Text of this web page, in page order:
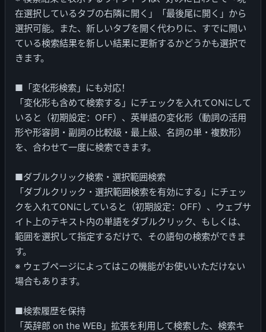
在選択しているタブの右隣に開く」「最後尾に開く」から
選択可能。また、新しいタブを開く代わりに、すでに開い
ている検索結果を新しい結果に更新するかどうかも選択で
きます。
■「変化形検索」にも対応！
「変化形も含めて検索する」にチェックを入れてONにして
いると（初期設定：OFF）、英単語の変化形（動詞の活用
形や形容詞・副詞の比較級・最上級、名詞の単・複数形）
を、合わせて一度に検索できます。
■ダブルクリック検索・選択範囲検索
「ダブルクリック・選択範囲検索を有効にする」にチェッ
クを入れてONにしていると（初期設定：OFF）、ウェブサ
イト上のテキスト内の単語をダブルクリック、もしくは、
範囲を選択して指定するだけで、その語句の検索ができま
す。
※ ウェブページによってはこの機能がお使いいただけない
場合もあります。
■検索履歴を保持
「英辞郎 on the WEB」拡張を利用して検索した、検索キ